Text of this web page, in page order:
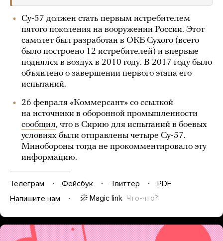
Су-57 должен стать первым истребителем
пятого поколения на вооружении России. Этот
самолет был разработан в ОКБ Сухого (всего
было построено 12 истребителей) и впервые
поднялся в воздух в 2010 году. В 2017 году было
объявлено о завершении первого этапа его
испытаний.
26 февраля «Коммерсант» со ссылкой
на источники в оборонной промышленности
сообщил, что в Сирию для испытаний в боевых
условиях были отправлены четыре Су-57.
Минобороны тогда не прокомментировало эту
информацию.
Телеграм Фейсбук Твиттер
PDF
Напишите нам
Magic link Что-что?